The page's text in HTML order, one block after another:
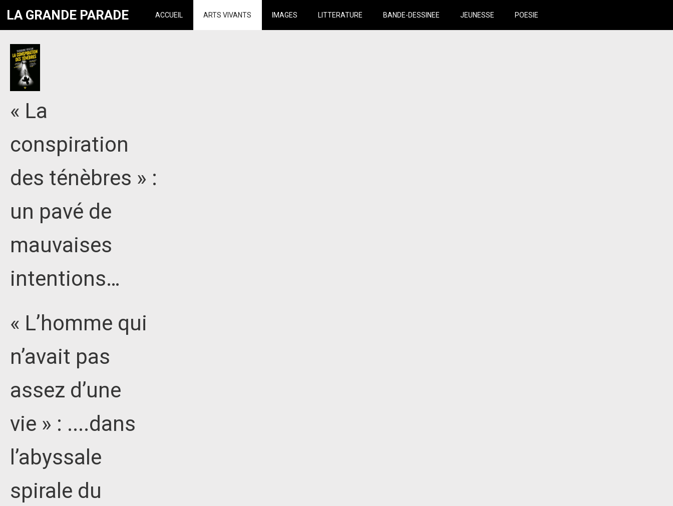
LA GRANDE PARADE ACCUEIL ARTS VIVANTS IMAGES LITTERATURE BANDE-DESSINEE JEUNESSE POESIE
« La
conspiration
des ténèbres » :
un pavé de
mauvaises
intentions…
« L’homme qui
n’avait pas
assez d’une
vie » : ....dans
l’abyssale
spirale du